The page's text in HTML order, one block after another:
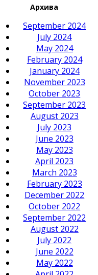
Архива
September 2024
July 2024
May 2024
February 2024
January 2024
November 2023
October 2023
September 2023
August 2023
July 2023
June 2023
May 2023
April 2023
March 2023
February 2023
December 2022
October 2022
September 2022
August 2022
July 2022
June 2022
May 2022